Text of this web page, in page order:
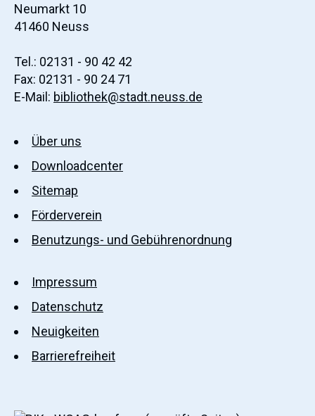
Neumarkt 10
41460 Neuss
Tel.: 02131 - 90 42 42
Fax: 02131 - 90 24 71
E-Mail: bibliothek@stadt.neuss.de
Über uns
Downloadcenter
Sitemap
Förderverein
Benutzungs- und Gebührenordnung
Impressum
Datenschutz
Neuigkeiten
Barrierefreiheit